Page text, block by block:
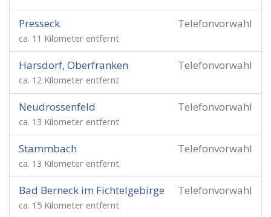
Telefonvorwahl
Presseck
ca. 11 Kilometer entfernt
Telefonvorwahl
Harsdorf, Oberfranken
ca. 12 Kilometer entfernt
Telefonvorwahl
Neudrossenfeld
ca. 13 Kilometer entfernt
Telefonvorwahl
Stammbach
ca. 13 Kilometer entfernt
Telefonvorwahl
Bad Berneck im Fichtelgebirge
ca. 15 Kilometer entfernt